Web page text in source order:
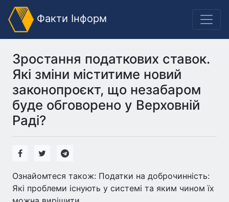
Факти Інформ
Зростання податкових ставок.
Які зміни міститиме новий
законопроєкт, що незабаром
буде обговорено у Верховній
Раді?
Ознайомтеся також: Податки на доброчинність:
Які проблеми існують у системі та яким чином їх